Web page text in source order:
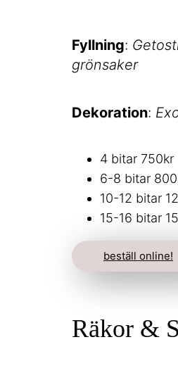
Fyllning:
grönsaker
Dekoration:
4 bitar 750kr
6-8 bitar
10-12 bitar
15-16 bitar
beställ online!
Räkor &